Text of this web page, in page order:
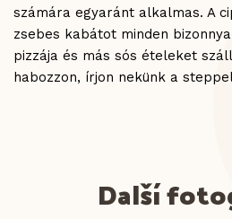
számára egyaránt alkalmas. A
zsebes kabátot minden
pizzája és más sós ételeket
habozzon, írjon nekünk a
Další